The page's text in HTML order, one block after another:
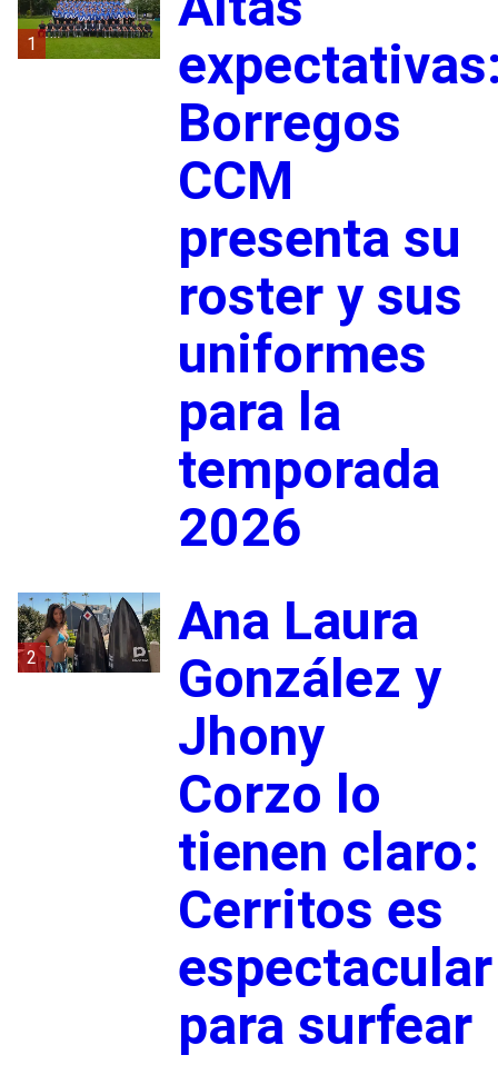
1
Borregos
CCM
presenta su
roster y sus
uniformes
para la
temporada
2026
2
Ana Laura
González y
Jhony
Corzo lo
tienen claro:
Cerritos es
espectacular
para surfear